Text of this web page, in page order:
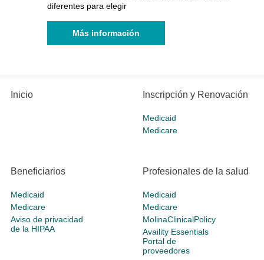
diferentes para elegir
Más información
Inicio Inscripción y Renovación
Medicaid
Medicare
Beneficiarios
Medicaid
Medicare
Aviso de privacidad
de la HIPAA
Profesionales de la salud
Medicaid
Medicare
MolinaClinicalPolicy
Availity Essentials
Portal de
proveedores